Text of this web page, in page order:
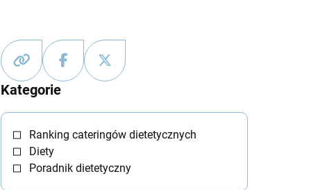
Kategorie
Ranking cateringów dietetycznych
Diety
Poradnik dietetyczny